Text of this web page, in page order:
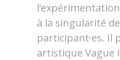
à la singularité
participant·es. Il
artistique Vague